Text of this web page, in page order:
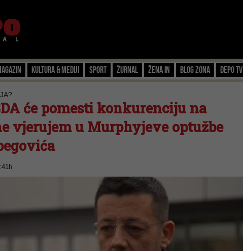
Kultura & Mediji Sport Žurnal Žena IN Blog zona Depo TV
će pomesti konkurenciju na
vjerujem u Murphyjeve optužbe